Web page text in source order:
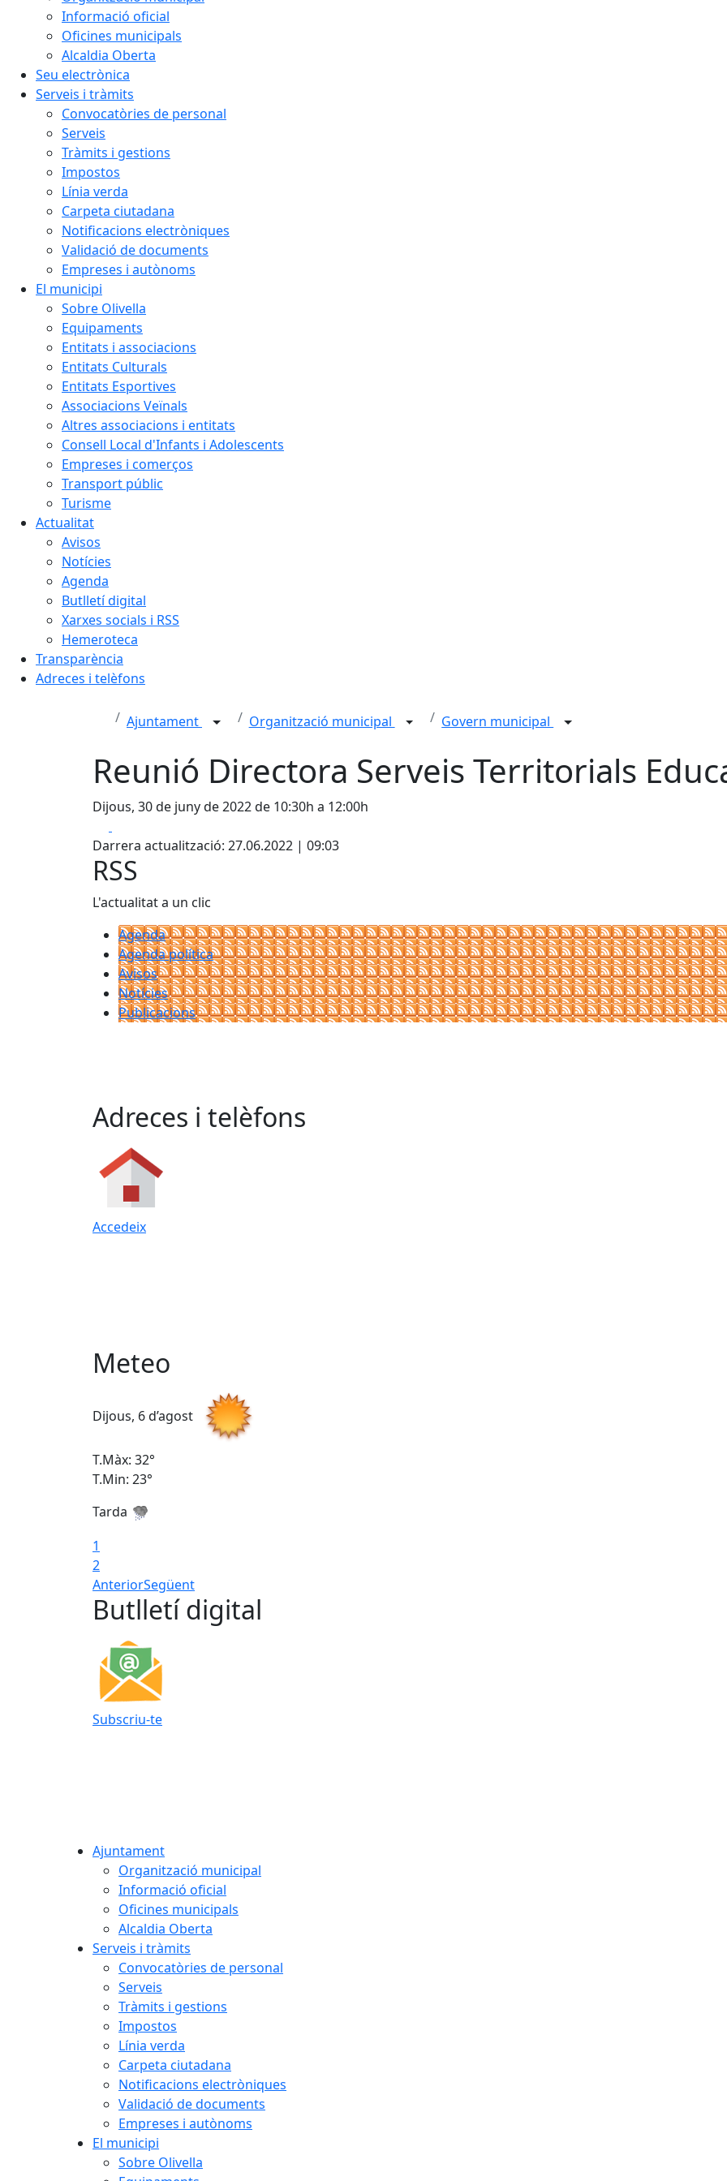
Informació oficial
Oficines municipals
Alcaldia Oberta
Seu electrònica
Serveis i tràmits
Convocatòries de personal
Serveis
Tràmits i gestions
Impostos
Línia verda
Carpeta ciutadana
Notificacions electròniques
Validació de documents
Empreses i autònoms
El municipi
Sobre Olivella
Equipaments
Entitats i associacions
Entitats Culturals
Entitats Esportives
Associacions Veïnals
Altres associacions i entitats
Consell Local d'Infants i Adolescents
Empreses i comerços
Transport públic
Turisme
Actualitat
Avisos
Notícies
Agenda
Butlletí digital
Xarxes socials i RSS
Hemeroteca
Transparència
Adreces i telèfons
Ajuntament Organització municipal Govern municipal
Reunió Directora Serveis Territorials
Dijous, 30 de juny de 2022 de 10:30h a 12:00h
Darrera actualització: 27.06.2022 | 09:03
RSS
L'actualitat a un clic
Agenda
Agenda política
Avisos
Notícies
Publicacions
Adreces i telèfons
Accedeix
Meteo
Dijous, 6 d’agost
T.Màx: 32°
T.Min: 23°
Tarda
1
2
AnteriorSegüent
Butlletí digital
Subscriu-te
Ajuntament
Organització municipal
Informació oficial
Oficines municipals
Alcaldia Oberta
Serveis i tràmits
Convocatòries de personal
Serveis
Tràmits i gestions
Impostos
Línia verda
Carpeta ciutadana
Notificacions electròniques
Validació de documents
Empreses i autònoms
El municipi
Sobre Olivella